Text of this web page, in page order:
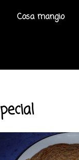
Cosa mangio